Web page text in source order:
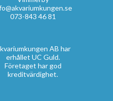
073-843 46 81
AB har
erhållet UC Guld.
Företaget har god
kreditvärdighet.